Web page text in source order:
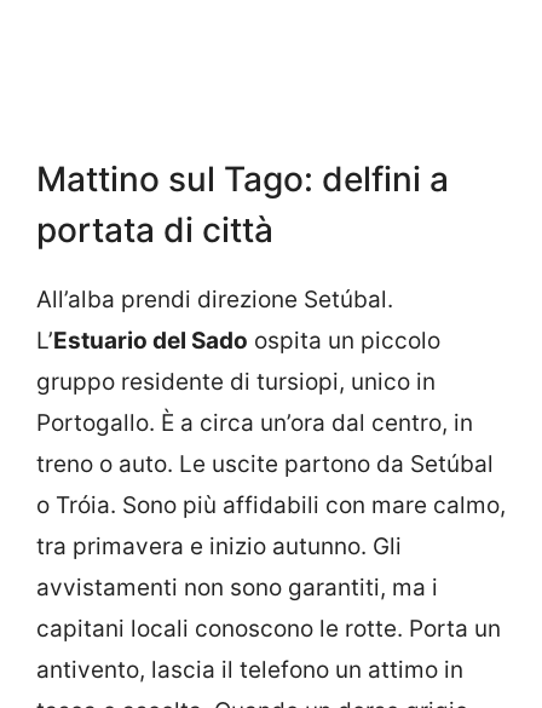
Mattino sul Tago: delfini a
portata di città
All’alba prendi direzione Setúbal.
L’Estuario del Sado ospita un piccolo
gruppo residente di tursiopi, unico in
Portogallo. È a circa un’ora dal centro, in
treno o auto. Le uscite partono da Setúbal
o Tróia. Sono più affidabili con mare calmo,
tra primavera e inizio autunno. Gli
avvistamenti non sono garantiti, ma i
capitani locali conoscono le rotte. Porta un
antivento, lascia il telefono un attimo in